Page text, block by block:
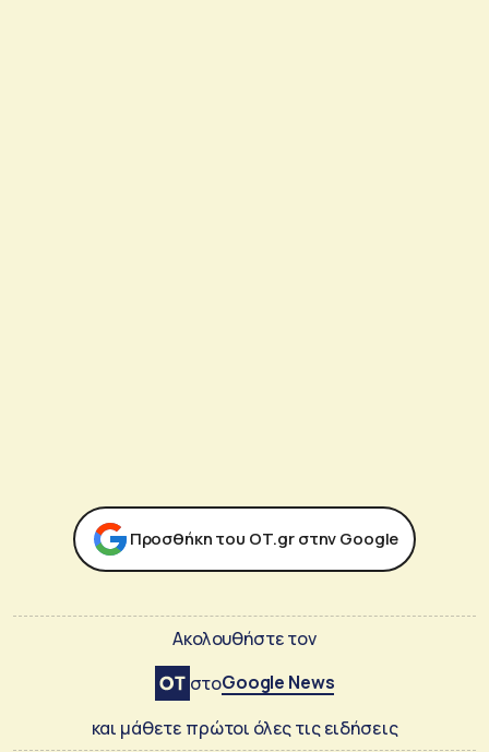
Προσθήκη του ΟΤ.gr στην Google
Ακολουθήστε τον
στοGoogle News
και μάθετε πρώτοι όλες τις ειδήσεις